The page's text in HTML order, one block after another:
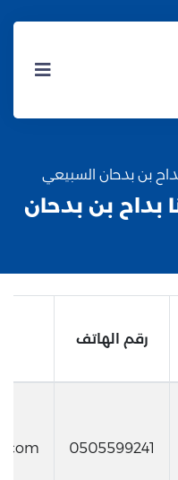
بن بدحان السبيعي
بداح بن بدحان
رقم الهاتف
0505599241